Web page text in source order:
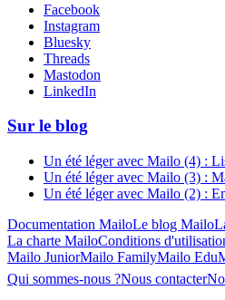
Facebook
Instagram
Bluesky
Threads
Mastodon
LinkedIn
Sur le blog
Un été léger avec Mailo (4) :
Un été léger avec Mailo (3) :
Un été léger avec Mailo (2) :
Documentation MailoLe blog Mailo
La charte MailoConditions
Mailo JuniorMailo FamilyMailo Edu
Qui sommes-nous ?Nous contacter